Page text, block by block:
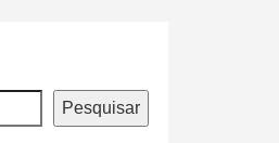
Pesquisar